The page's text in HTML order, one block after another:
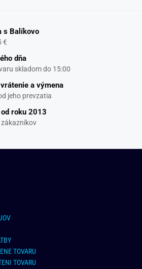
s Balíkovo
€
dňa
skladom do 15:00
a výmena
jeho prevzatia
roku 2013
TOVARU
TOVARU